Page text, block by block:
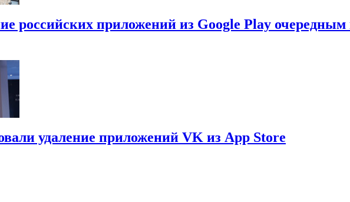
российских приложений из Google Play
удаление приложений VK из App Store